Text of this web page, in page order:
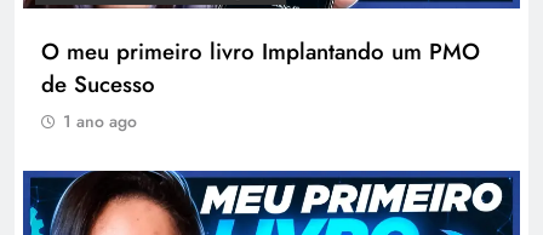
O meu primeiro livro Implantando um PMO
de Sucesso
1 ano ago